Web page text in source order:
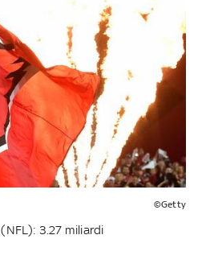
©Getty
(NFL): 3.27 miliardi